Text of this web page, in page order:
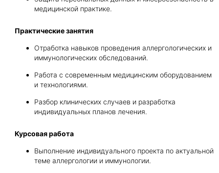
медицинской практике.
Практические занятия
Отработка навыков проведения аллергологических и
иммунологических обследований.
Работа с современным медицинским оборудованием
и технологиями.
Разбор клинических случаев и разработка
индивидуальных планов лечения.
Курсовая работа
Выполнение индивидуального проекта по актуальной
теме аллергологии и иммунологии.